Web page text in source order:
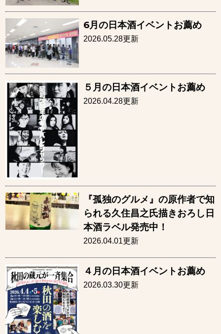
6月の日本酒イベントお薦め
2026.05.28更新
５月の日本酒イベントお薦め
2026.04.28更新
『孤独のグルメ』の原作者で知
られる久住昌之氏描きおろし日
本酒ラベル発売中！
2026.04.01更新
４月の日本酒イベントお薦め
2026.03.30更新